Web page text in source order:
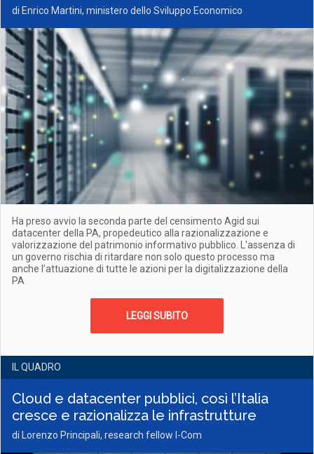
di Enrico Martini, ministero dello Sviluppo Economico
Ha preso avvio la seconda parte del censimento Agid sui
datacenter della PA, propedeutico alla razionalizzazione e
valorizzazione del patrimonio informativo pubblico. L'assenza di
un governo rischia di ritardare non solo questo processo ma
anche l’attuazione di tutte le azioni per la digitalizzazione della
PA
LEGGI SUBITO
IL QUADRO
Cloud e datacenter pubblici, così l’Italia
cresce e razionalizza le infrastrutture
di Lorenzo Principali, research fellow I-Com